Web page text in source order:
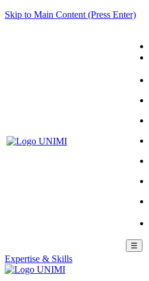
Skip to Main Content (Press Enter)
☰
Expertise & Skills